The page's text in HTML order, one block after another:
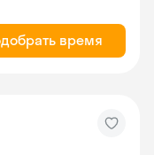
время